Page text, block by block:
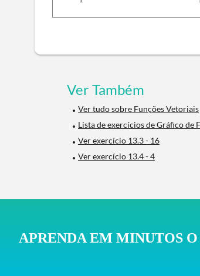
Ver Também
Ver tudo sobre Funções Vetoriais
Lista de exercícios de Gráfico de
Ver exercício 13.3 - 16
Ver exercício 13.4 - 4
APRENDA EM MINUTOS